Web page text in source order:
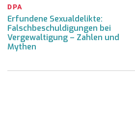
DPA
Erfundene Sexualdelikte:
Falschbeschuldigungen bei
Vergewaltigung – Zahlen und
Mythen